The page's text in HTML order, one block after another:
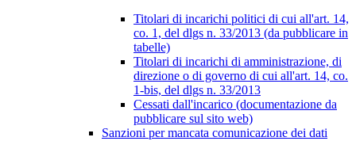
Titolari di incarichi politici di cui all'art. 14,
co. 1, del dlgs n. 33/2013 (da pubblicare in
tabelle)
Titolari di incarichi di amministrazione, di
direzione o di governo di cui all'art. 14, co.
1-bis, del dlgs n. 33/2013
Cessati dall'incarico (documentazione da
pubblicare sul sito web)
Sanzioni per mancata comunicazione dei dati